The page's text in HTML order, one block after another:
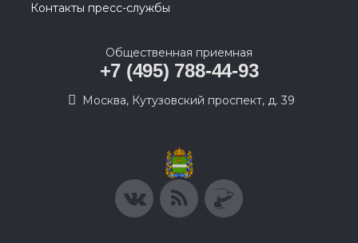
Контакты пресс-службы
Общественная приемная
+7 (495) 788-44-93
Москва, Кутузовский проспект, д. 39